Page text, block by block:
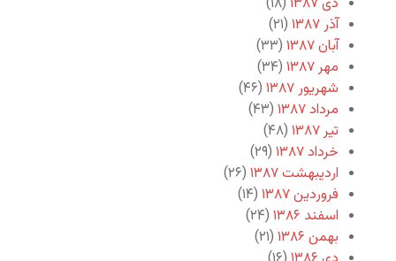
آذر ۱۳۸۷
(۲۱)
آبان ۱۳۸۷
(۳۳)
مهر ۱۳۸۷
(۳۴)
شهریور ۱۳۸۷
(۴۶)
مرداد ۱۳۸۷
(۴۳)
تیر ۱۳۸۷
(۴۸)
خرداد ۱۳۸۷
(۲۹)
اردیبهشت ۱۳۸۷
(۲۶)
فروردین ۱۳۸۷
(۱۴)
اسفند ۱۳۸۶
(۲۴)
بهمن ۱۳۸۶
(۲۱)